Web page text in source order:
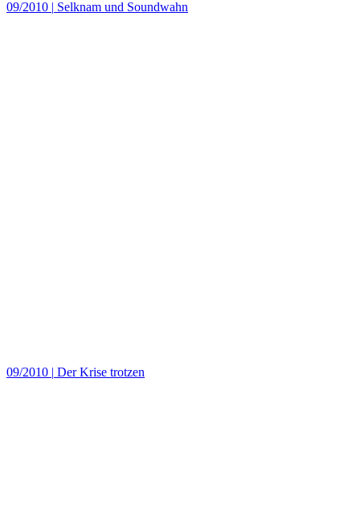
09/2010 | Selknam und Soundwahn
09/2010 | Der Krise trotzen